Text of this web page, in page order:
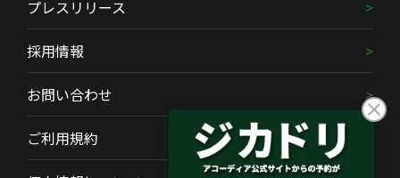
プレスリリース
採用情報
お問い合わせ
ご利用規約